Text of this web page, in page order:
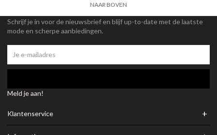
NAAR BOVEN
Schrijf je in voor de nieuwsbrief en blijf up-to-date met de laatste
mode en scherpe aanbiedingen.
Meld je aan!
Klantenservice +